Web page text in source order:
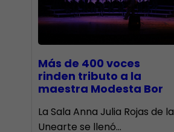
Más de 400 voces
rinden tributo a la
maestra Modesta Bor
​La Sala Anna Julia Rojas de la
Unearte se llenó…